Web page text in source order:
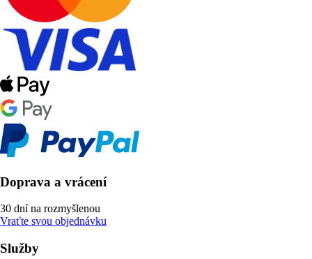
Doprava a vrácení
30 dní na rozmyšlenou
Vraťte svou objednávku
Služby